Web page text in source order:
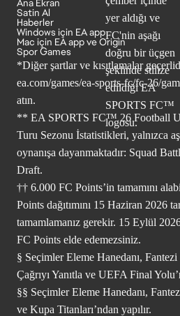
Ana Ekran
Satin Al
Haberler
Windows için EA app
Mac için EA app ve Origin
Spor Games
*Diğer şartlar ve kısıtlamalar
ea.com/games/ea-sports-fc/fc-26/
atın.
** EA SPORTS FC™ 26 Football
Turu Sezonu İstatistikleri, yalnızca
oynanışa dayanmaktadır: Squad
Draft.
†† 6.000 FC Points’in tamamını
Points dağıtımını 15 Haziran 2026
tamamlamanız gerekir. 15 Eylül
FC Points elde edemezsiniz.
§ Seçimler Eleme Hanedanı,
Çağrıyı Yanıtla ve UEFA Final
§§ Seçimler Eleme Hanedanı,
ve Kupa Titanları’ndan yapılır.